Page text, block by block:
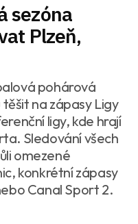
sezóna
Plzeň,
pohárová
na zápasy Ligy
ligy, kde hrají
Sledování všech
omezené
konkrétní zápasy
Canal Sport 2.